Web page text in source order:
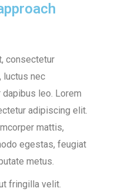
consectetur
luctus nec
leo. Lorem
adipiscing elit.
mattis,
egestas, feugiat
metus.
fringilla velit.